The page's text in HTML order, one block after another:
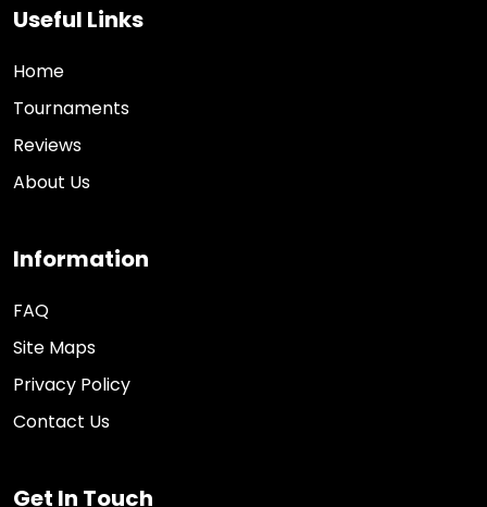
Useful Links
Home
Tournaments
Reviews
About Us
Information
FAQ
Site Maps
Privacy Policy
Contact Us
Get In Touch